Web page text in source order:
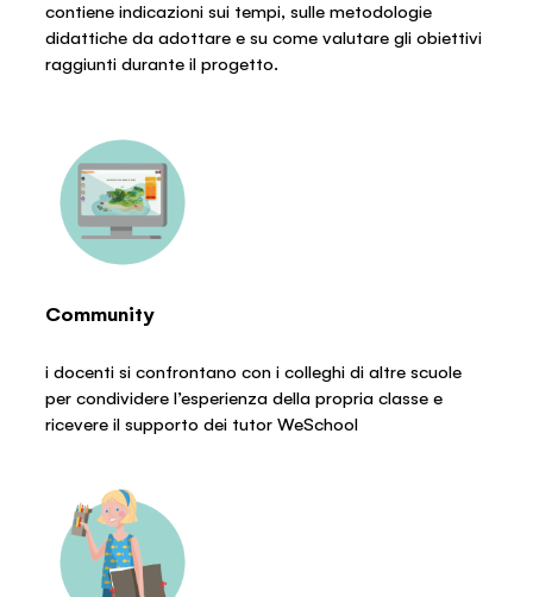
contiene indicazioni sui tempi, sulle metodologie
didattiche da adottare e su come valutare gli obiettivi
raggiunti durante il progetto.
Community
i docenti si confrontano con i colleghi di altre scuole
per condividere l’esperienza della propria classe e
ricevere il supporto dei tutor WeSchool